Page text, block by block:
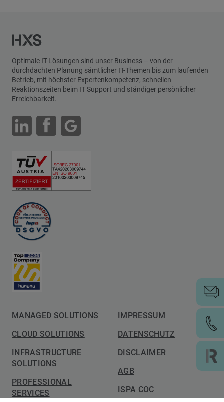
Optimale IT-Lösungen sind unser Business – von der
durchdachten Planung sämtlicher IT-Themen bis zum laufenden
Betrieb, mit höchster Expertenkompetenz, schnellen
Reaktionszeiten beim IT Support und ständiger persönlicher
Erreichbarkeit.
MANAGED SOLUTIONS
CLOUD SOLUTIONS
INFRASTRUCTURE
SOLUTIONS
PROFESSIONAL
SERVICES
IMPRESSUM
DATENSCHUTZ
DISCLAIMER
AGB
ISPA COC